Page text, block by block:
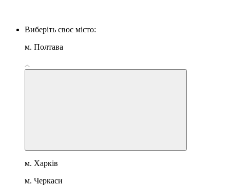
Виберіть своє місто:
м. Полтава
м. Харків
м. Черкаси